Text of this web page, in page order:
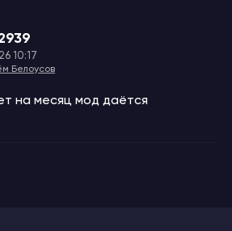
10:17
Белоусов
на месяц мод даётся